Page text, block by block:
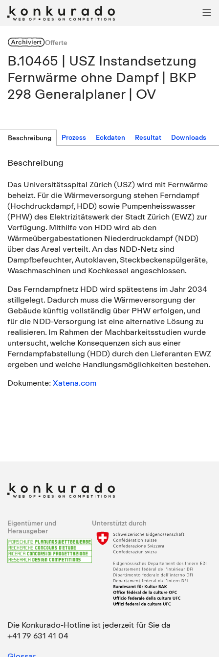

ArchiviertOfferte
B.10465 | USZ Instandsetzung
Fernwärme ohne Dampf | BKP
298 Generalplaner | OV
Beschreibung Prozess Eckdaten Resultat Downloads
Beschreibung
Das Universitätsspital Zürich (USZ) wird mit Fernwärme
beheizt. Für die Wärmeversorgung stehen Ferndampf
(Hochdruckdampf, HDD) sowie Pumpenheisswasser
(PHW) des Elektrizitätswerk der Stadt Zürich (EWZ) zur
Verfügung. Mithilfe von HDD wird ab den
Wärmeübergabestationen Niederdruckdampf (NDD)
über das Areal verteilt. An das NDD‑Netz sind
Dampfbefeuchter, Autoklaven, Steckbeckenspülgeräte,
Waschmaschinen und Kochkessel angeschlossen.
Das Ferndampfnetz HDD wird spätestens im Jahr 2034
stillgelegt. Dadurch muss die Wärmeversorgung der
Gebäude künftig vollständig über PHW erfolgen, und
für die NDD‑Versorgung ist eine alternative Lösung zu
realisieren. Im Rahmen der Machbarkeitsstudien wurde
untersucht, welche Konsequenzen sich aus einer
Ferndampfabstellung (HDD) durch den Lieferanten EWZ
ergeben und welche Handlungsmöglichkeiten bestehen.
Dokumente: Xatena.com
Eigentümer und
Herausgeber
Unterstützt durch
Die Konkurado-Hotline ist jederzeit für Sie da
+41 79 631 41 04